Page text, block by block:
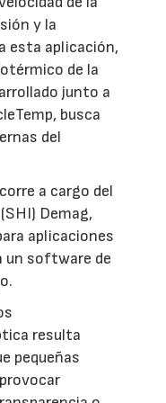
y la
esta aplicación,
de la
junto a
busca
del
a cargo del
Demag,
aplicaciones
un software de
resulta
pequeñas